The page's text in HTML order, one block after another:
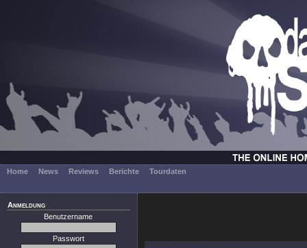
Home News Reviews Berichte Tourdaten
Anmeldung
Benutzername
Passwort